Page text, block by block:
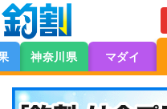
神奈川県 マダイ